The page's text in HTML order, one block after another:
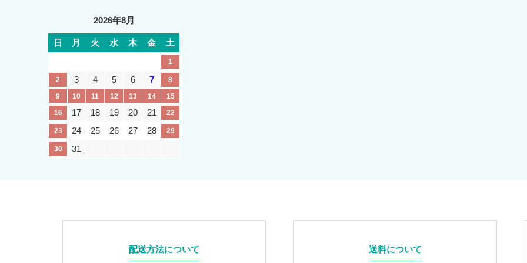
2026年8月
日 月 火 水 木 金 土
1
2 3 4 5 6 7
8
9
10 11 12 13 14
15
16
17 18 19 20 21 22
23 24 25 26 27 28 29
30 31
配送方法について 送料について